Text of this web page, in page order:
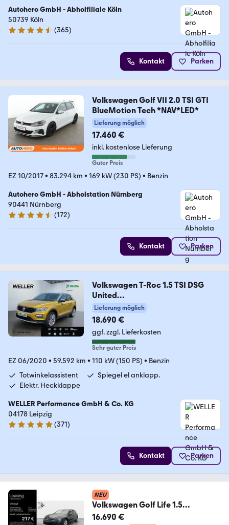
Autohero GmbH - Abholfiliale Köln
50739 Köln
4.6 Sterne
(365)
Kontakt Parken
Volkswagen Golf VII 2.0 TSI GTI
BlueMotion Tech *NAV*LED*
Lieferung möglich
17.460 €
inkl. kostenlose Lieferung
Guter Preis
EZ 10/2017• 83.294 km • 169 kW (230 PS) • Benzin
Autohero GmbH - Abholstation Nürnberg
90441 Nürnberg
4.5 Sterne
(172)
Kontakt Parken
Volkswagen T-Roc 1.5 TSI DSG
United
*StHz*ACC*SHZ*CAM*PDC*
Lieferung möglich
18.690 €
ggf. zzgl. Lieferkosten
Sehr guter Preis
EZ 06/2020 • 59.592 km • 110 kW (150 PS) • Benzin
Totwinkelassistent
Spiegel el anklapp.
Elektr. Heckklappe
WELLER Performance GmbH & Co. KG
04178 Leipzig
4.8 Sterne
(371)
Kontakt Parken
NEU
Volkswagen Golf Life 1.5
TSI*NAVI*SHZ*LED*ACC*APP*Assi
16.690 €